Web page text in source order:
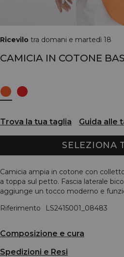
Ricevilo tra domani e martedì 18
CAMICIA IN COTONE
Trova la tua taglia Guida alle
SELEZIONA
Camicia ampia in cotone con
a toppa sul petto. Fascia laterale
aggiunge un tocco moderno e
Riferimento
LS2415001_08483
Composizione e cura
Spedizioni e Resi